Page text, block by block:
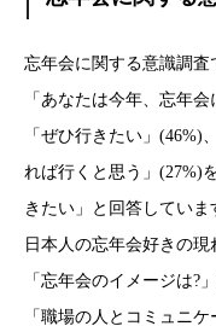
忘年会に関する意識調査
「あなたは今年、忘年会
「ぜひ行きたい」(46%)
れば行くと思う」(27%)
きたい」と回答していま
日本人の忘年会好きの現
「忘年会のイメージは?
「職場の人とコミュニ